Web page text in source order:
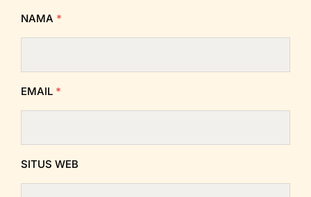
NAMA *
EMAIL *
SITUS WEB